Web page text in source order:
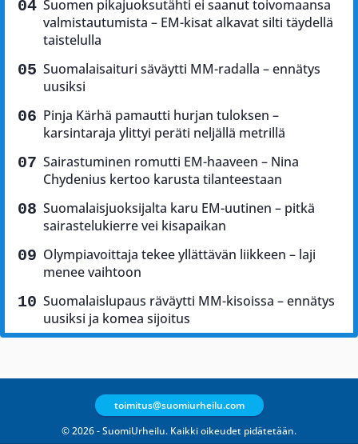
Suomen pikajuoksutähti ei saanut toivomaansa
valmistautumista – EM-kisat alkavat silti täydellä
taistelulla
Suomalaisaituri säväytti MM-radalla – ennätys
uusiksi
Pinja Kärhä pamautti hurjan tuloksen –
karsintaraja ylittyi peräti neljällä metrillä
Sairastuminen romutti EM-haaveen – Nina
Chydenius kertoo karusta tilanteestaan
Suomalaisjuoksijalta karu EM-uutinen – pitkä
sairastelukierre vei kisapaikan
Olympiavoittaja tekee yllättävän liikkeen – laji
menee vaihtoon
Suomalaislupaus räväytti MM-kisoissa – ennätys
uusiksi ja komea sijoitus
© 2026 - SuomiUrheilu. Kaikki oikeudet pidätetään.
toimitus@suomiurheilu.com